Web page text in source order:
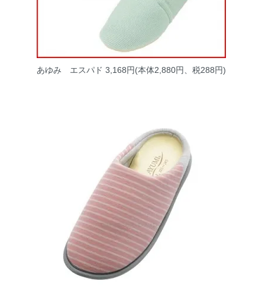
あゆみ エスパド 3,168円(本体2,880円、税288円)